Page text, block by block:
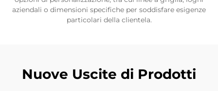
aziendali o dimensioni specifiche per soddisfare esigenze
particolari della clientela.
Nuove Uscite di Prodotti